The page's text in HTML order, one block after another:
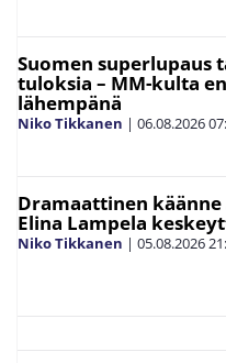
Suomen superlupaus
tuloksia – MM-kulta
lähempänä
Niko Tikkanen | 06.08.2026
Dramaattinen käänne
Elina Lampela
Niko Tikkanen | 05.08.2026